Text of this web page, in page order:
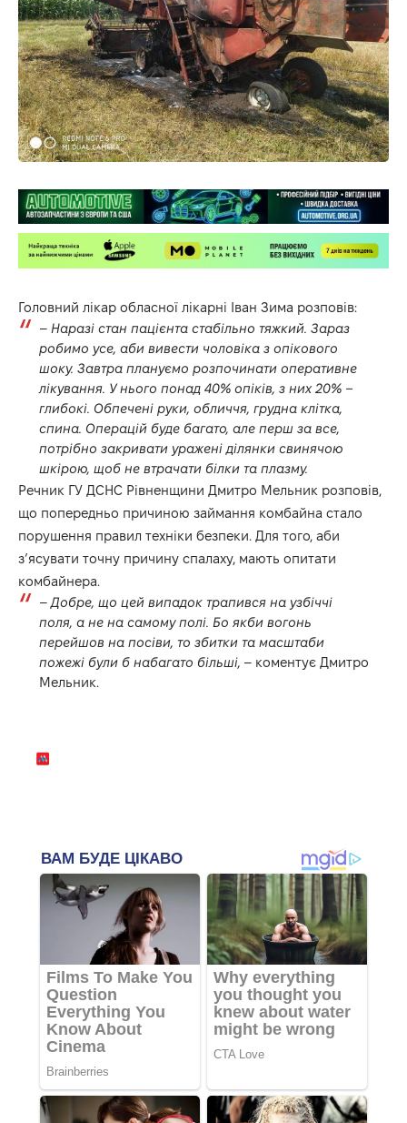
Головний лікар обласної лікарні Іван Зима розповів:
– Наразі стан пацієнта стабільно тяжкий. Зараз
робимо усе, аби вивести чоловіка з опікового
шоку. Завтра плануємо розпочинати оперативне
лікування. У нього понад 40% опіків, з них 20% –
глибокі. Обпечені руки, обличчя, грудна клітка,
спина. Операцій буде багато, але перш за все,
потрібно закривати уражені ділянки свинячою
шкірою, щоб не втрачати білки та плазму.
Речник ГУ ДСНС Рівненщини Дмитро Мельник розповів,
що попередньо причиною займання комбайна стало
порушення правил техніки безпеки. Для того, аби
з’ясувати точну причину спалаху, мають опитати
комбайнера.
– Добре, що цей випадок трапився на узбіччі
поля, а не на самому полі. Бо якби вогонь
перейшов на посіви, то збитки та масштаби
пожежі були б набагато більші, – коментує Дмитро
Мельник.